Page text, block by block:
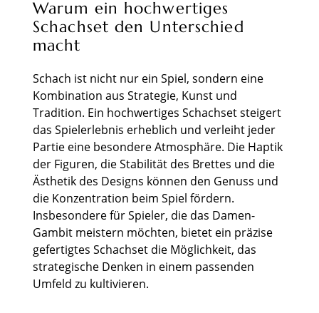
Warum ein hochwertiges
Schachset den Unterschied
macht
Schach ist nicht nur ein Spiel, sondern eine
Kombination aus Strategie, Kunst und
Tradition. Ein hochwertiges Schachset steigert
das Spielerlebnis erheblich und verleiht jeder
Partie eine besondere Atmosphäre. Die Haptik
der Figuren, die Stabilität des Brettes und die
Ästhetik des Designs können den Genuss und
die Konzentration beim Spiel fördern.
Insbesondere für Spieler, die das Damen-
Gambit meistern möchten, bietet ein präzise
gefertigtes Schachset die Möglichkeit, das
strategische Denken in einem passenden
Umfeld zu kultivieren.